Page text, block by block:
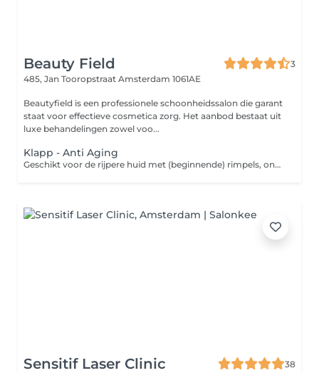
Beauty Field
3
485, Jan Tooropstraat Amsterdam 1061AE
Beautyfield is een professionele schoonheidssalon die garant
staat voor effectieve cosmetica zorg. Het aanbod bestaat uit
luxe behandelingen zowel voo...
Klapp - Anti Aging
Geschikt voor de rijpere huid met (beginnende) rimpels, ondersteunt de celstructuur, verstevigt de huid en contouren, zorgt voor een jongere uitstraling
Sensitif Laser Clinic
38